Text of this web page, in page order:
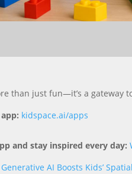
than just fun—it’s a gateway
kidspace.ai/apps
and stay inspired every day:
AI Boosts Kids’